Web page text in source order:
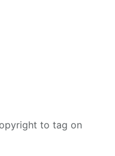
to tag on